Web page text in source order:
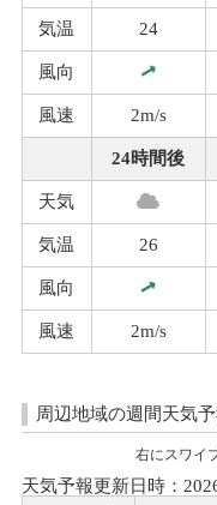
気温 24
風向
風速 2m/s
24時間後
天気
気温 26
風向
風速 2m/s
周辺地域の週間天気
右にスワイ
天気予報更新日時：